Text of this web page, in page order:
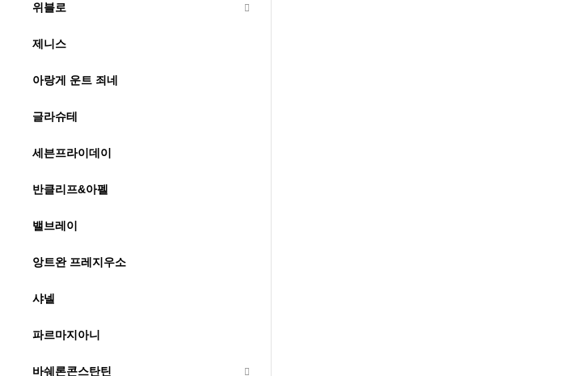
위블로
제니스
아랑게 운트 죄네
글라슈테
세븐프라이데이
반클리프&아펠
밸브레이
앙트완 프레지우소
샤넬
파르마지아니
바쉐론콘스탄틴